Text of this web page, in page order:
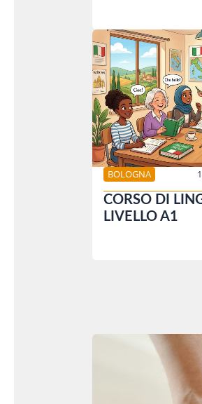
BOLOGNA
CORSO DI
LIVELLO A1